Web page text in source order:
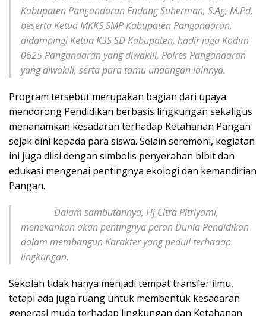
Kabupaten Pangandaran Endang Suherman, S.Ag, M.Pd,
beserta Ketua MKKS SMP Kabupaten Pangandaran,
didampingi Ketua K3S SD Kabupaten, hadir juga Kodim
0625 Pangandaran yang diwakili, Polres Pangandaran
yang diwakili, serta para tamu undangan lainnya.
Program tersebut merupakan bagian dari upaya
mendorong Pendidikan berbasis lingkungan sekaligus
menanamkan kesadaran terhadap Ketahanan Pangan
sejak dini kepada para siswa. Selain seremoni, kegiatan
ini juga diisi dengan simbolis penyerahan bibit dan
edukasi mengenai pentingnya ekologi dan kemandirian
Pangan.
Dalam sambutannya, Hj Citra Pitriyami,
menekankan akan pentingnya peran Dunia Pendidikan
dalam membangun Karakter yang peduli terhadap
lingkungan.
Sekolah tidak hanya menjadi tempat transfer ilmu,
tetapi ada juga ruang untuk membentuk kesadaran
generasi muda terhadap lingkungan dan Ketahanan